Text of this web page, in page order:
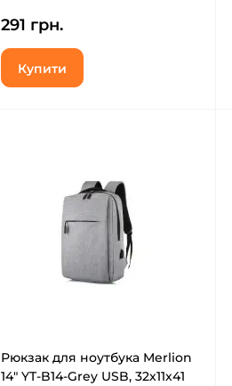
291 грн.
Купити
Рюкзак для ноутбука Merlion
14" YT-B14-Grey USB, 32х11х41